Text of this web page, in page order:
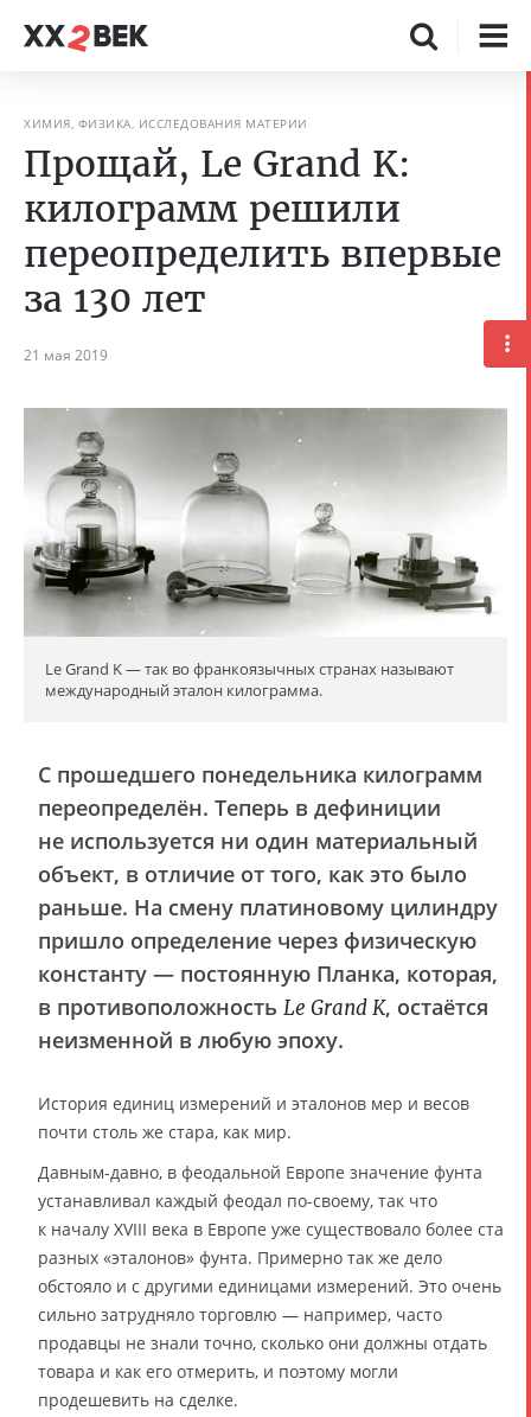
ХИМИЯ, ФИЗИКА, ИССЛЕДОВАНИЯ МАТЕРИИ
Прощай, Le Grand K:
килограмм решили
переопределить впервые
за 130 лет
21 мая 2019
Le Grand K — так во франкоязычных странах называют
международный эталон килограмма.
С прошедшего понедельника килограмм
переопределён. Теперь в дефиниции
не используется ни один материальный
объект, в отличие от того, как это было
раньше. На смену платиновому цилиндру
пришло определение через физическую
константу — постоянную Планка, которая,
в противоположность Le Grand K, остаётся
неизменной в любую эпоху.
История единиц измерений и эталонов мер и весов
почти столь же стара, как мир.
Давным-давно, в феодальной Европе значение фунта
устанавливал каждый феодал по-своему, так что
к началу XVIII века в Европе уже существовало более ста
разных «эталонов» фунта. Примерно так же дело
обстояло и с другими единицами измерений. Это очень
сильно затрудняло торговлю — например, часто
продавцы не знали точно, сколько они должны отдать
товара и как его отмерить, и поэтому могли
продешевить на сделке.